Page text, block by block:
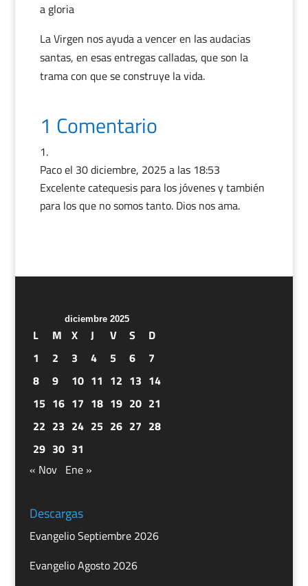
a gloria
La Virgen nos ayuda a vencer en las audacias
santas, en esas entregas calladas, que son la
trama con que se construye la vida.
1 Comentario
Pacoel 30 diciembre, 2025 a las 18:53
Excelente catequesis para los jóvenes y también
para los que no somos tanto. Dios nos ama.
diciembre 2025
L M X J V S
D
1
2 3 4 5 6
7
8
9 10 11 12 13 14
15 16 17 18 19 20 21
22 23 24 25 26 27 28
29 30 31
« Nov Ene »
Descargas
Evangelio Septiembre 2026
Evangelio Agosto 2026